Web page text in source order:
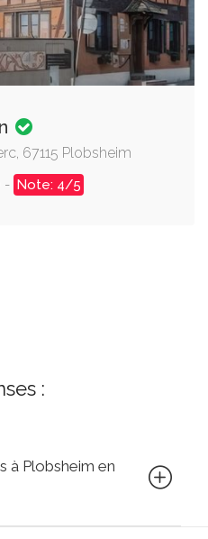
67115 Plobsheim
- Note: 4/5
:
à Plobsheim en